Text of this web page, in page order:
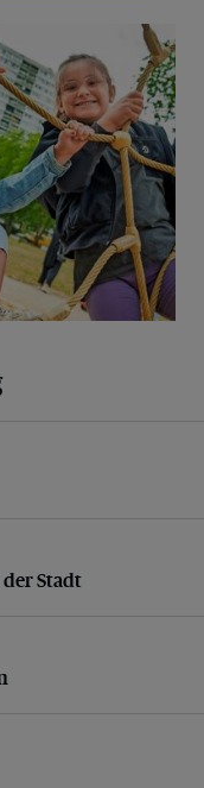
Stadt
Stadt